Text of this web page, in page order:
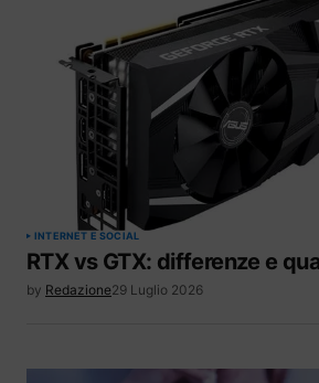
INTERNET E SOCIAL
RTX vs GTX: differenze e
by Redazione29 Luglio 2026